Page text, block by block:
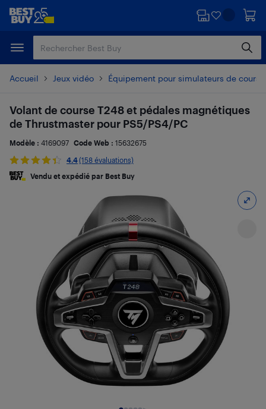
Passer
principal
Passer
Accueil Jeux vidéo Équipement pour simulateurs de
Volant de course T248 et pédales magnétiques
de Thrustmaster pour PS5/PS4/PC
Modèle : 4169097 Code Web : 15632675
4.4(158 évaluations)
Vendu et expédié par Best Buy